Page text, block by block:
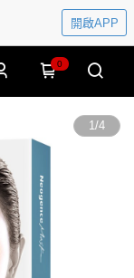
開啟APP
0
1/4